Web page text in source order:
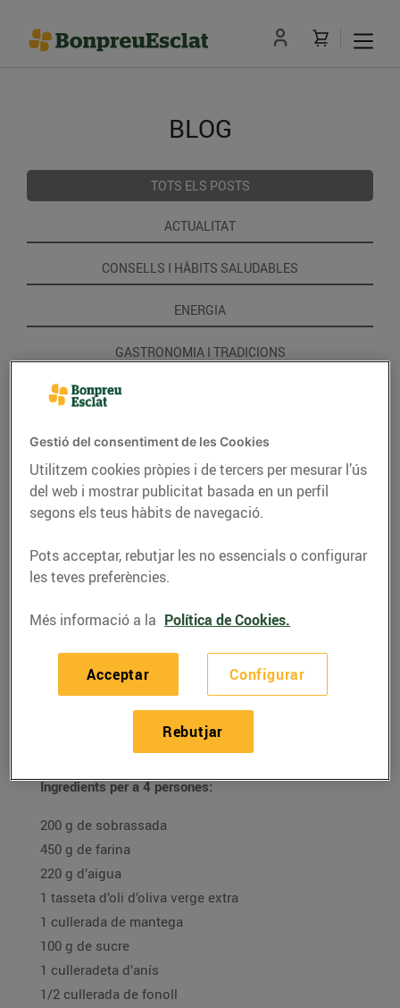
BLOG
TOTS ELS POSTS
ACTUALITAT
CONSELLS I HÀBITS SALUDABLES
ENERGIA
GASTRONOMIA I TRADICIONS
RECEPTES
Coca de sobrassada
Ingredients per a 4 persones:
200 g de sobrassada
450 g de farina
220 g d’aigua
1 tasseta d’oli d’oliva verge extra
1 cullerada de mantega
100 g de sucre
1 culleradeta d’anís
1/2 cullerada de fonoll
Gestió del consentiment de les Cookies
Utilitzem cookies pròpies i de tercers per mesurar l’ús
del web i mostrar publicitat basada en un perfil
segons els teus hàbits de navegació.
Pots acceptar, rebutjar les no essencials o configurar
les teves preferències.
Més informació a la Política de Cookies.
Configurar
Rebutjar
Acceptar